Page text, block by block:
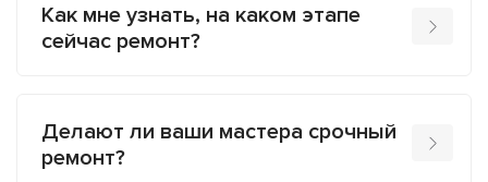
Как мне узнать, на каком этапе
сейчас ремонт?
Делают ли ваши мастера срочный
ремонт?